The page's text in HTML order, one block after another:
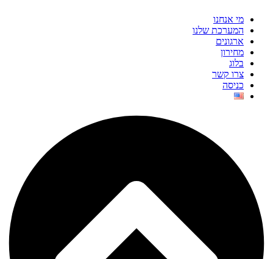
מי אנחנו
המערכת שלנו
ארגונים
מחירון
בלוג
צרו קשר
כניסה